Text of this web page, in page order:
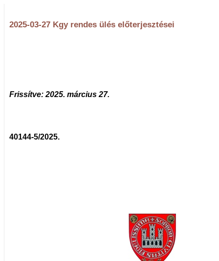
2025-03-27 Kgy rendes ülés előterjesztései
Frissítve: 2025. március 27.
40144-5/2025.